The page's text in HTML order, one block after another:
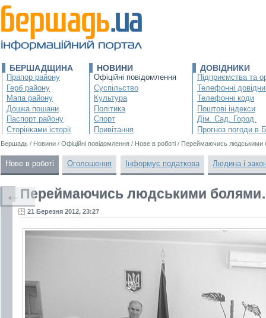
БЕРШАДЩИНА
Прапор району
Герб району
Мапа району
Дошка пошани
Паспорт району
Сторінками історії
НОВИНИ
Офіційні повідомлення
Суспільство
Культура
Політика
Спорт
Привітання
ДОВІДНИКИ
Підприємства та
Телефонні
Телефонні коди
Поштові індекси
Дім. Сад. Город.
Прогноз погоди в
Бершадь / Новини / Офіційні повідомлення / Нове в роботі / Переймаючись
Нове в роботі Оголошення Інформує податкова Людина і
Переймаючись людськими
21 Березня 2012, 23:27
←